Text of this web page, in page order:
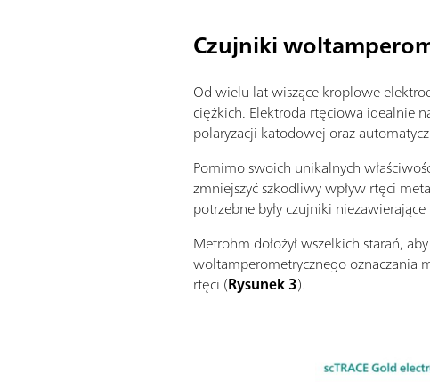
Czujniki
Od wielu lat wiszące kroplowe
ciężkich. Elektroda rtęciowa idealnie
polaryzacji katodowej oraz
Pomimo swoich unikalnych
zmniejszyć szkodliwy wpływ rtęci
potrzebne były czujniki
Metrohm dołożył wszelkich starań,
woltamperometrycznego oznaczania
rtęci (Rysunek 3).